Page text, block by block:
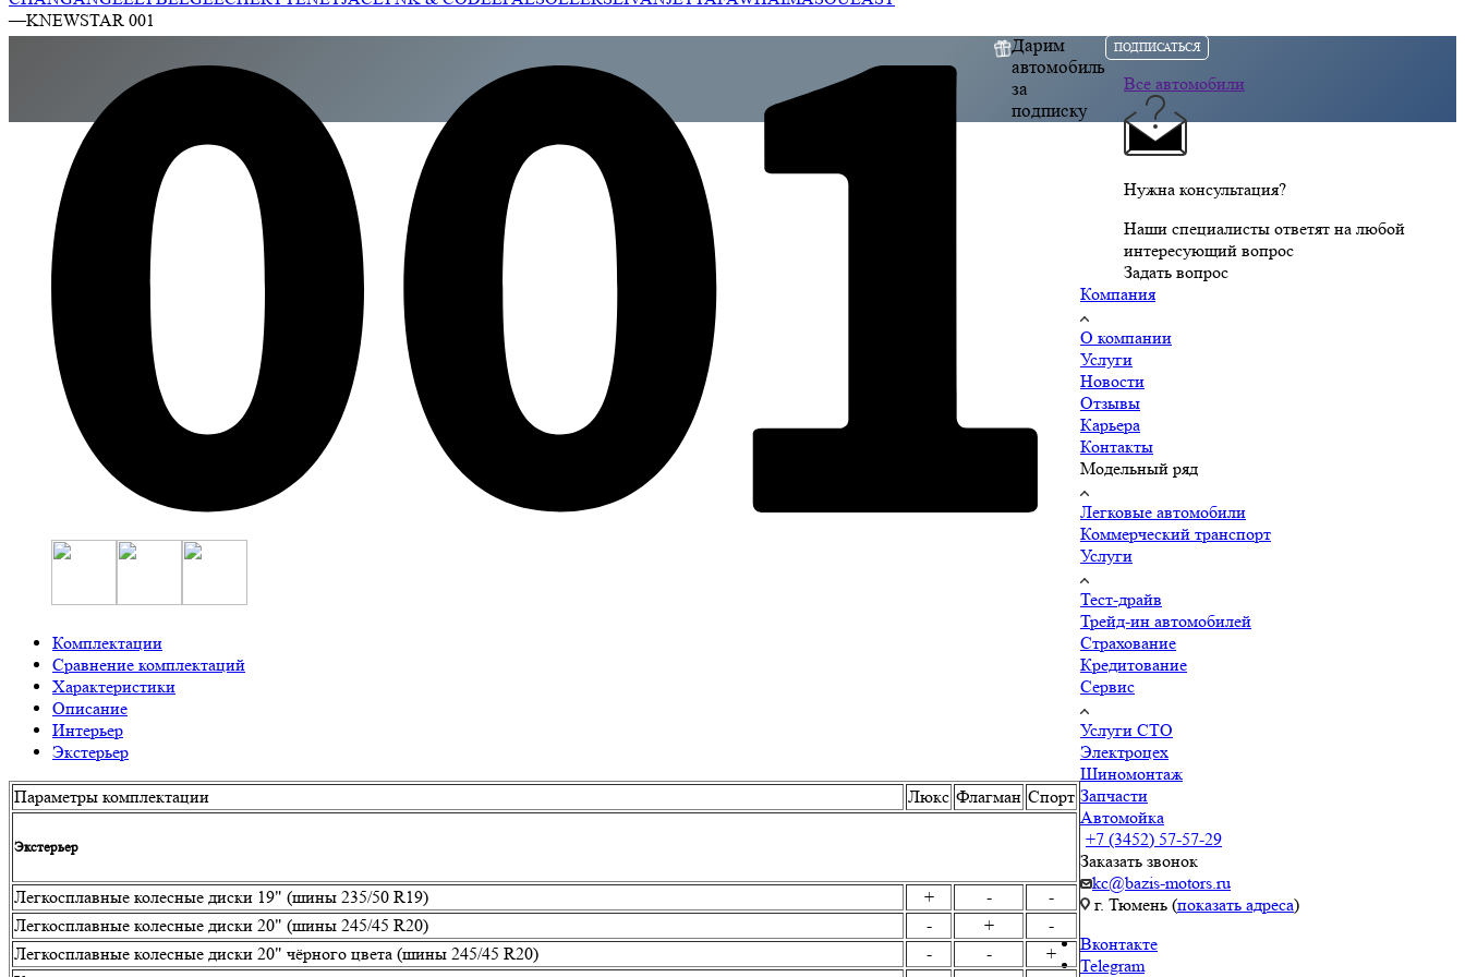
—KNEWSTAR 001
Комплектации
Сравнение комплектаций
Характеристики
Описание
Интерьер
Экстерьер
Параметры комплектации Люкс Флагман Спорт
Экстерьер
Легкосплавные колесные диски 19" (шины 235/50 R19) + -
-
Легкосплавные колесные диски 20" (шины 245/45 R20)
- +
-
Легкосплавные колесные диски 20" чёрного цвета (шины 245/45 R20)
- -
+
Все автомобили
Нужна консультация?
Наши специалисты ответят на любой
интересующий вопрос
Задать вопрос
Дарим
автомобиль
за
подписку
ПОДПИСАТЬСЯ
Компания
О компании
Услуги
Новости
Отзывы
Карьера
Контакты
Модельный ряд
Легковые автомобили
Коммерческий транспорт
Услуги
Тест-драйв
Трейд-ин автомобилей
Страхование
Кредитование
Сервис
Услуги СТО
Электроцех
Шиномонтаж
Запчасти
Автомойка
+7 (3452) 57-57-29
Заказать звонок
kc@bazis-motors.ru
г. Тюмень (показать адреса)
Вконтакте
Telegram